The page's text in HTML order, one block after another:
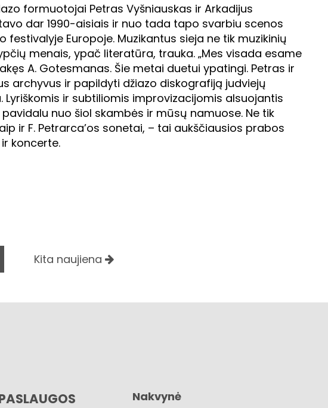
formuotojai Petras Vyšniauskas ir Arkadijus
dar 1990-aisiais ir nuo tada tapo svarbiu scenos
festivalyje Europoje. Muzikantus sieja ne tik muzikinių
menais, ypač literatūra, trauka. „Mes visada esame
A. Gotesmanas. Šie metai duetui ypatingi. Petras ir
archyvus ir papildyti džiazo diskografiją judviejų
ir subtiliomis improvizacijomis alsuojantis
nuo šiol skambės ir mūsų namuose. Ne tik
ir F. Petrarca’os sonetai, – tai aukščiausios prabos
koncerte.
Kita naujiena
Nakvynė